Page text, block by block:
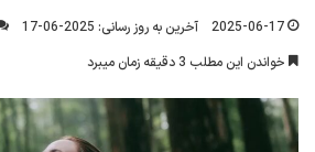
2025-06-17 آخرین به روز رسانی: 2025-06-17
خواندن این مطلب 3 دقیقه زمان میبرد